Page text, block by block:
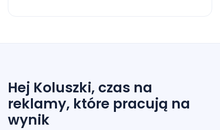
Hej Koluszki, czas na
reklamy, które pracują na
wynik